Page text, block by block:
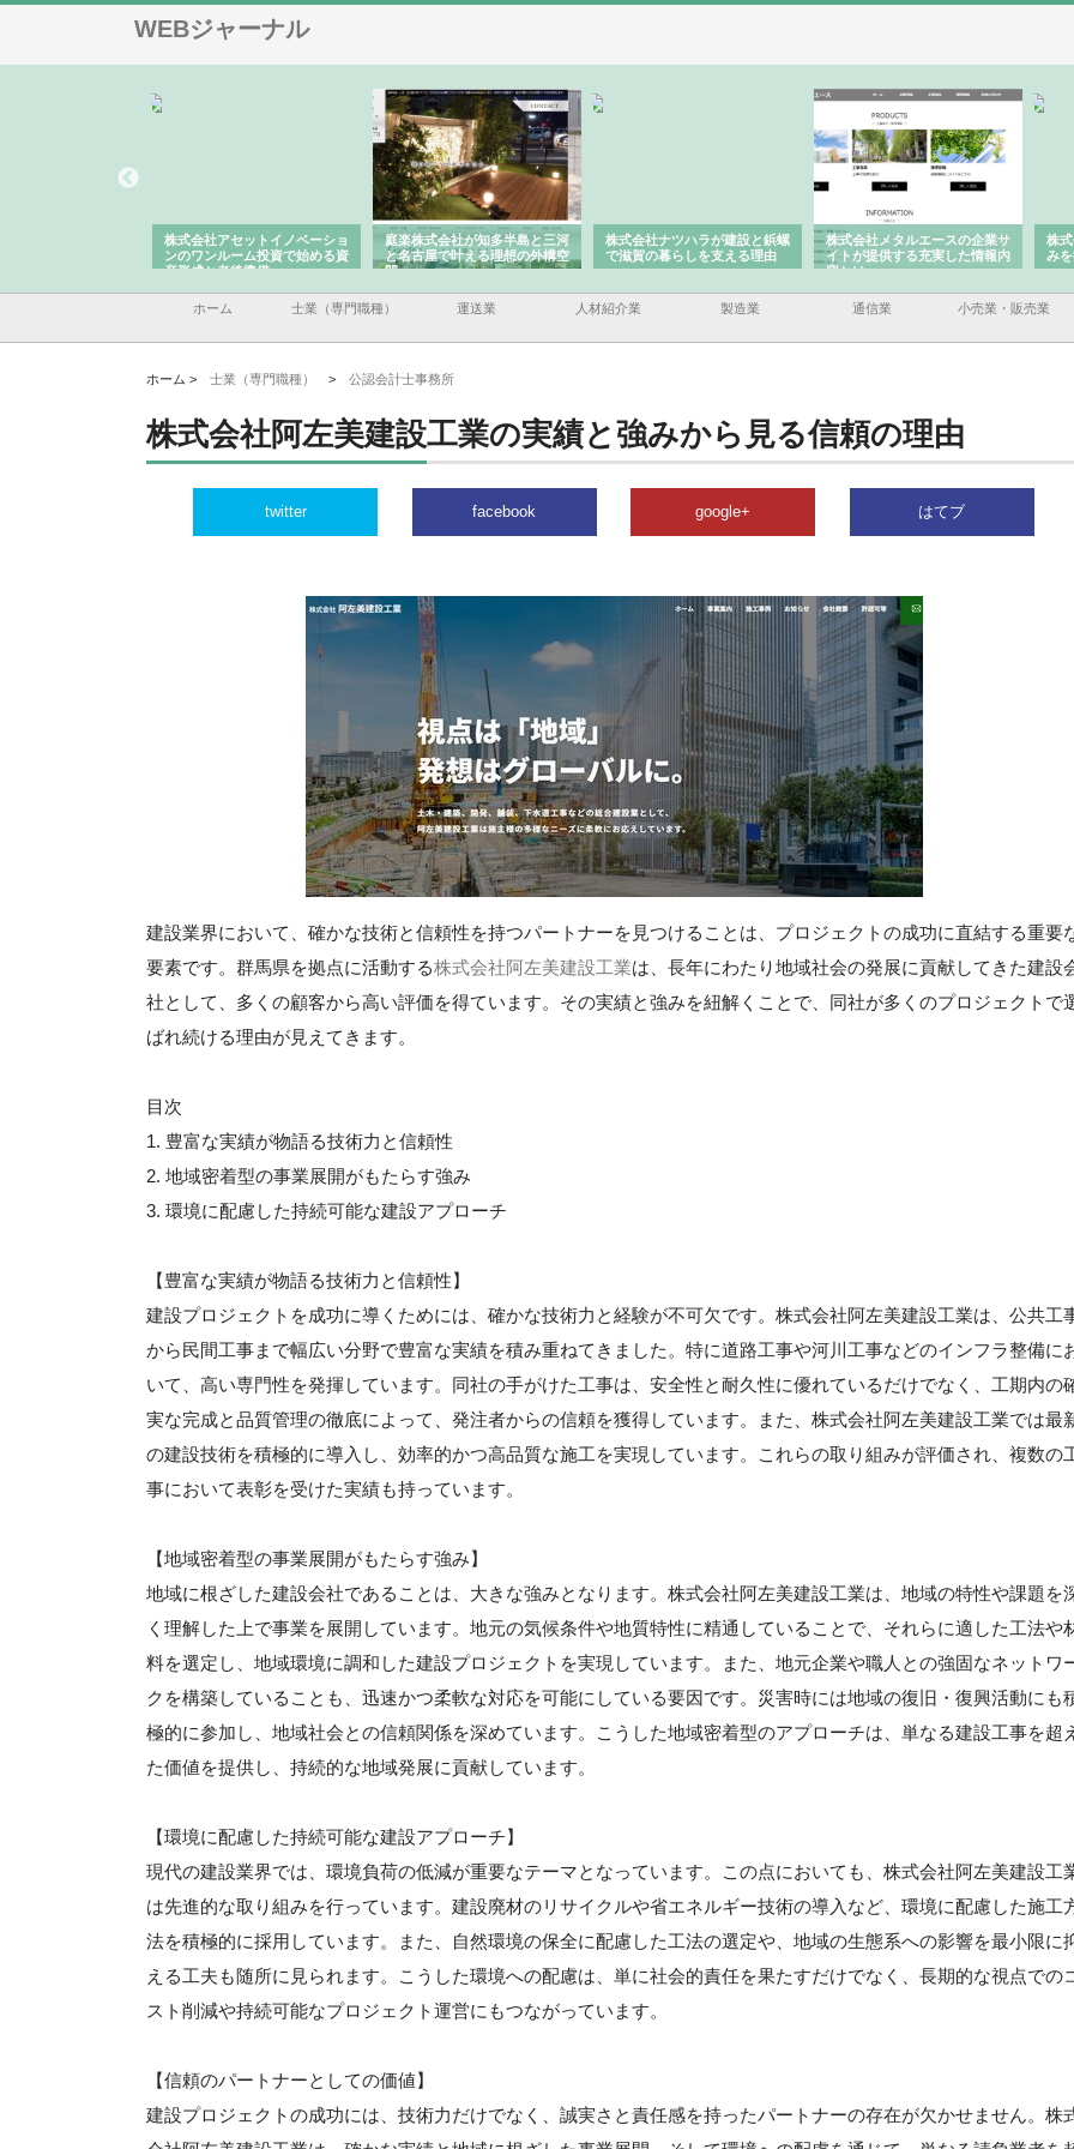
WEBジャーナル
株式会社アセットイノベーショ
ンのワンルーム投資で始める資
産形成と老後準備
庭楽株式会社が知多半島と三河
と名古屋で叶える理想の外構空
間
株式会社ナツハラが建設と鋲螺
で滋賀の暮らしを支える理由
株式会社メタルエースの企業サ
イトが提供する充実した情報内
容とは
株
み
ホーム 士業（専門職種） 運送業 人材紹介業 製造業 通信業 小売業・販売業
ホーム > 士業（専門職種） > 公認会計士事務所
株式会社阿左美建設工業の実績と強みから見る信頼の理由
twitter facebook google+ はてブ
建設業界において、確かな技術と信頼性を持つパートナーを見つけることは、プロジェクトの成功に直結する重要
要素です。群馬県を拠点に活動する株式会社阿左美建設工業は、長年にわたり地域社会の発展に貢献してきた建設
社として、多くの顧客から高い評価を得ています。その実績と強みを紐解くことで、同社が多くのプロジェクトで
ばれ続ける理由が見えてきます。
目次
1. 豊富な実績が物語る技術力と信頼性
2. 地域密着型の事業展開がもたらす強み
3. 環境に配慮した持続可能な建設アプローチ
【豊富な実績が物語る技術力と信頼性】
建設プロジェクトを成功に導くためには、確かな技術力と経験が不可欠です。株式会社阿左美建設工業は、公共工
から民間工事まで幅広い分野で豊富な実績を積み重ねてきました。特に道路工事や河川工事などのインフラ整備に
いて、高い専門性を発揮しています。同社の手がけた工事は、安全性と耐久性に優れているだけでなく、工期内の
実な完成と品質管理の徹底によって、発注者からの信頼を獲得しています。また、株式会社阿左美建設工業では最
の建設技術を積極的に導入し、効率的かつ高品質な施工を実現しています。これらの取り組みが評価され、複数の
事において表彰を受けた実績も持っています。
【地域密着型の事業展開がもたらす強み】
地域に根ざした建設会社であることは、大きな強みとなります。株式会社阿左美建設工業は、地域の特性や課題を
く理解した上で事業を展開しています。地元の気候条件や地質特性に精通していることで、それらに適した工法や
料を選定し、地域環境に調和した建設プロジェクトを実現しています。また、地元企業や職人との強固なネットワ
クを構築していることも、迅速かつ柔軟な対応を可能にしている要因です。災害時には地域の復旧・復興活動にも
極的に参加し、地域社会との信頼関係を深めています。こうした地域密着型のアプローチは、単なる建設工事を超え
た価値を提供し、持続的な地域発展に貢献しています。
【環境に配慮した持続可能な建設アプローチ】
現代の建設業界では、環境負荷の低減が重要なテーマとなっています。この点においても、株式会社阿左美建設工
は先進的な取り組みを行っています。建設廃材のリサイクルや省エネルギー技術の導入など、環境に配慮した施工
法を積極的に採用しています。また、自然環境の保全に配慮した工法の選定や、地域の生態系への影響を最小限に
える工夫も随所に見られます。こうした環境への配慮は、単に社会的責任を果たすだけでなく、長期的な視点での
スト削減や持続可能なプロジェクト運営にもつながっています。
【信頼のパートナーとしての価値】
建設プロジェクトの成功には、技術力だけでなく、誠実さと責任感を持ったパートナーの存在が欠かせません。株